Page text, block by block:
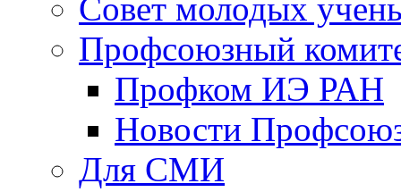
Совет молодых
Профсоюзный
Профком ИЭ РАН
Новости
Для СМИ